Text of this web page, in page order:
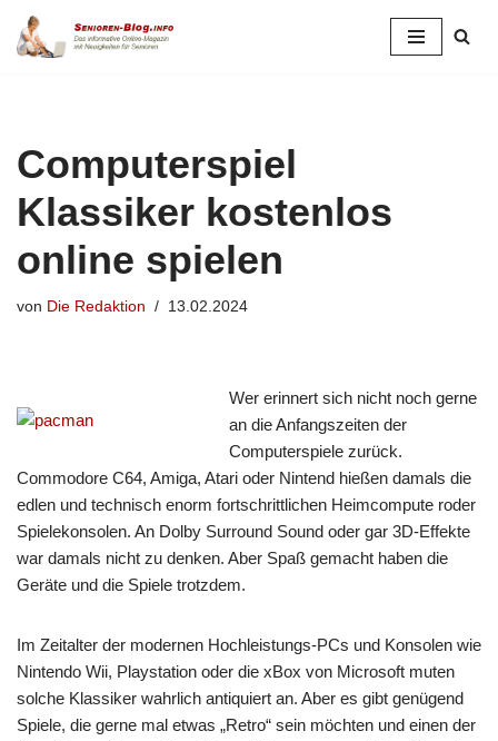
Zum
Computerspiel
Klassiker kostenlos
online spielen
von Die Redaktion 13.02.2024
Wer erinnert sich nicht noch gerne
an die Anfangszeiten der
Computerspiele zurück.
Commodore C64, Amiga, Atari oder Nintend hießen damals die
edlen und technisch enorm fortschrittlichen Heimcompute roder
Spielekonsolen. An Dolby Surround Sound oder gar 3D-Effekte
war damals nicht zu denken. Aber Spaß gemacht haben die
Geräte und die Spiele trotzdem.
Im Zeitalter der modernen Hochleistungs-PCs und Konsolen wie
Nintendo Wii, Playstation oder die xBox von Microsoft muten
solche Klassiker wahrlich antiquiert an. Aber es gibt genügend
Spiele, die gerne mal etwas „Retro“ sein möchten und einen der